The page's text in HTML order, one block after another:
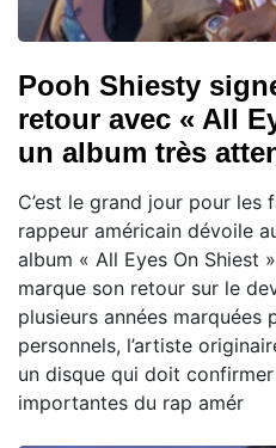
Pooh Shiesty
retour avec « All
un album très
C’est le grand jour pour les
rappeur américain dévoile
album « All Eyes On Shiest
marque son retour sur le
plusieurs années marquées
personnels, l’artiste
un disque qui doit
importantes du rap amér